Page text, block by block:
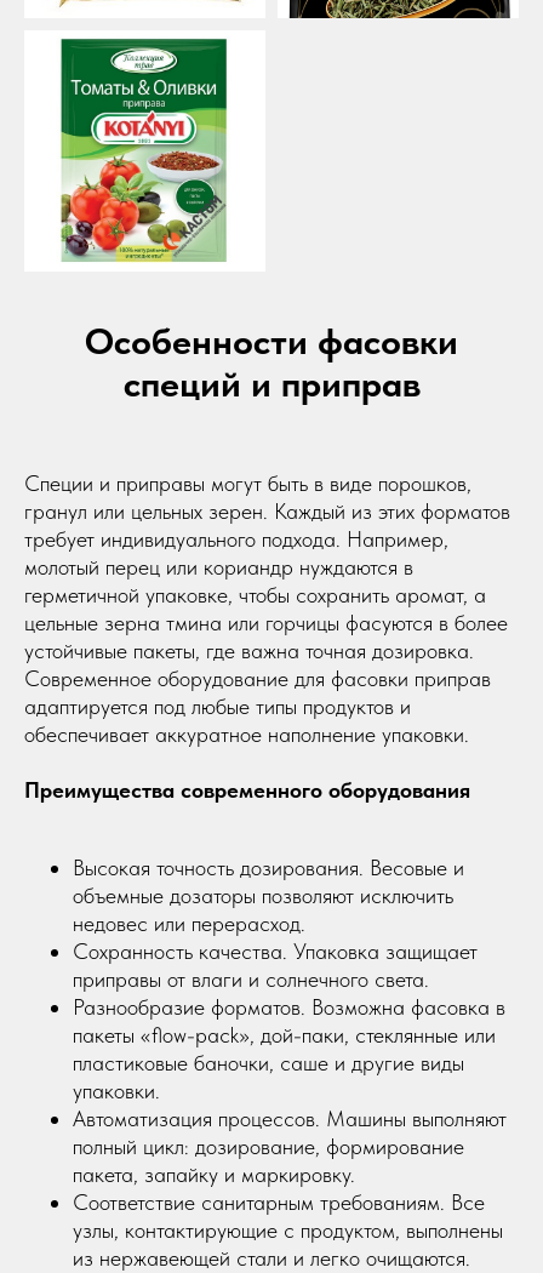
Особенности фасовки
специй и приправ
Специи и приправы могут быть в виде порошков,
гранул или цельных зерен. Каждый из этих форматов
требует индивидуального подхода. Например,
молотый перец или кориандр нуждаются в
герметичной упаковке, чтобы сохранить аромат, а
цельные зерна тмина или горчицы фасуются в более
устойчивые пакеты, где важна точная дозировка.
Современное оборудование для фасовки приправ
адаптируется под любые типы продуктов и
обеспечивает аккуратное наполнение упаковки.
Преимущества современного оборудования
Высокая точность дозирования. Весовые и
объемные дозаторы позволяют исключить
недовес или перерасход.
Сохранность качества. Упаковка защищает
приправы от влаги и солнечного света.
Разнообразие форматов. Возможна фасовка в
пакеты «flow-pack», дой-паки, стеклянные или
пластиковые баночки, саше и другие виды
упаковки.
Автоматизация процессов. Машины выполняют
полный цикл: дозирование, формирование
пакета, запайку и маркировку.
Соответствие санитарным требованиям. Все
узлы, контактирующие с продуктом, выполнены
из нержавеющей стали и легко очищаются.
©2023-2026 ООО «ВОСТОК» Все права защищены